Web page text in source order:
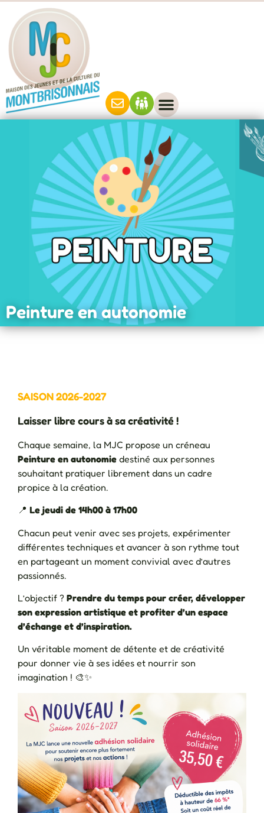
Peinture en autonomie
SAISON 2026-2027
Laisser libre cours à sa créativité !
Chaque semaine, la MJC propose un créneau
Peinture en autonomie destiné aux personnes
souhaitant pratiquer librement dans un cadre
propice à la création.
📍 Le jeudi de 14h00 à 17h00
Chacun peut venir avec ses projets, expérimenter
différentes techniques et avancer à son rythme tout
en partageant un moment convivial avec d’autres
passionnés.
L’objectif ? Prendre du temps pour créer, développer
son expression artistique et profiter d’un espace
d’échange et d’inspiration.
Un véritable moment de détente et de créativité
pour donner vie à ses idées et nourrir son
imagination ! 🎨✨